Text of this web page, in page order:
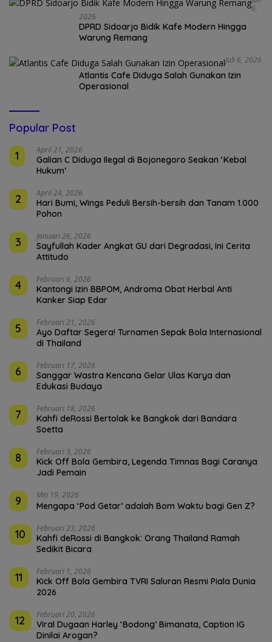
6,
2026
DPRD Sidoarjo Bidik Kafe Modern Hingga
Warung Remang
Juli 6, 2026
Atlantis Cafe Diduga Salah Gunakan Izin
Operasional
Popular Post
1
April 21, 2026
Galian C Diduga Ilegal di Bojonegoro Seakan ‘Kebal
Hukum’
2 April 24, 2026
Hari Bumi, Wings Peduli Bersih-bersih dan Tanam 1.000
Pohon
3 Januari 26, 2026
Sayfullah Kader Angkat GU dari Degradasi, Ini Cerita
Attitudo
4 Februari 6, 2026
Kantongi Izin BBPOM, Androma Obat Herbal Anti
Kanker Siap Edar
5 Februari 21, 2026
Ayo Daftar Segera! Turnamen Sepak Bola Internasional
di Thailand
6 Februari 17, 2026
Sanggar Wastra Kencana Gelar Ulas Karya dan
Edukasi Budaya
7 Februari 18, 2026
Kahfi deRossi Bertolak ke Bangkok dari Bandara
Soetta
8 Februari 3, 2026
Kick Off Bola Gembira, Legenda Timnas Bagi Caranya
Jadi Pemain
9 Mei 19, 2026
Mengapa ‘Pod Getar’ adalah Bom Waktu bagi Gen Z?
10 Februari 23, 2026
Kahfi deRossi di Bangkok: Orang Thailand Ramah
Sedikit Bicara
11 Februari 1, 2026
Kick Off Bola Gembira TVRI Saluran Resmi Piala Dunia
2026
12 Februari 20, 2026
Viral Dugaan Harley ‘Bodong’ Bimanata, Caption IG
Dinilai Arogan?